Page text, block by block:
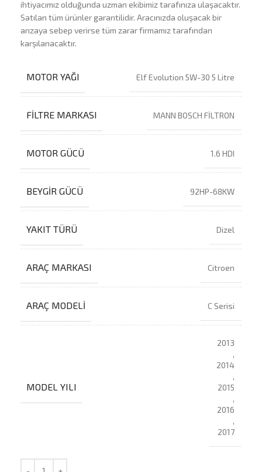
ihtiyacımız olduğunda uzman ekibimiz tarafınıza ulaşacaktır.
Satılan tüm ürünler garantilidir. Aracınızda oluşacak bir
arızaya sebep verirse tüm zarar firmamız tarafından
karşılanacaktır.
MOTOR YAĞI Elf Evolution 5W-30 5 Litre
FILTRE MARKASI MANN BOSCH FİLTRON
MOTOR GÜCÜ 1.6 HDI
BEYGIR GÜCÜ 92HP-68KW
YAKIT TÜRÜ Dizel
ARAÇ MARKASI Citroen
ARAÇ MODELI C Serisi
MODEL YILI
2013
,
2014
,
2015
,
2016
,
2017